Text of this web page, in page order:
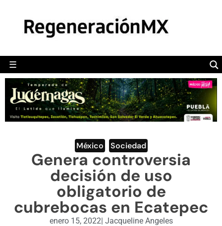
☰
POLÍTICA
CAMALEÓN
OPINIÓN
DEPORTES
ENGLISH SECTION
VIDEOS
México Sociedad
Genera controversia
decisión de uso
obligatorio de
cubrebocas en Ecatepec
enero 15, 2022| Jacqueline Angeles